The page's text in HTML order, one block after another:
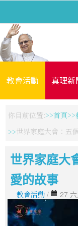
教會活動 真理新
你目前位置: 首頁
世界家庭大會：五
世界家庭大
愛的故事
教會活動 / 27